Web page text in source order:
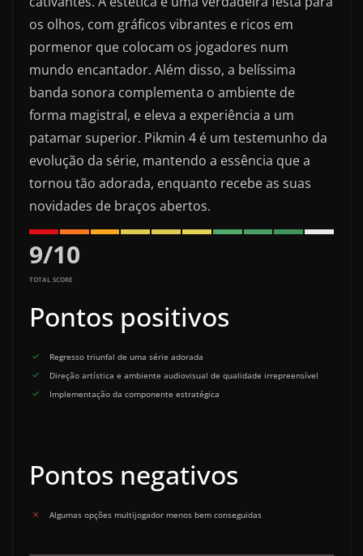
os olhos, com gráficos vibrantes e ricos em
pormenor que colocam os jogadores num
mundo encantador. Além disso, a belíssima
banda sonora complementa o ambiente de
forma magistral, e eleva a experiência a um
patamar superior. Pikmin 4 é um testemunho da
evolução da série, mantendo a essência que a
tornou tão adorada, enquanto recebe as suas
novidades de braços abertos.
9/10
TOTAL SCORE
Pontos positivos
Regresso triunfal de uma série adorada
Direção artística e ambiente audiovisual de qualidade irrepreensível
Implementação da componente estratégica
Pontos negativos
Algumas opções multijogador menos bem conseguidas